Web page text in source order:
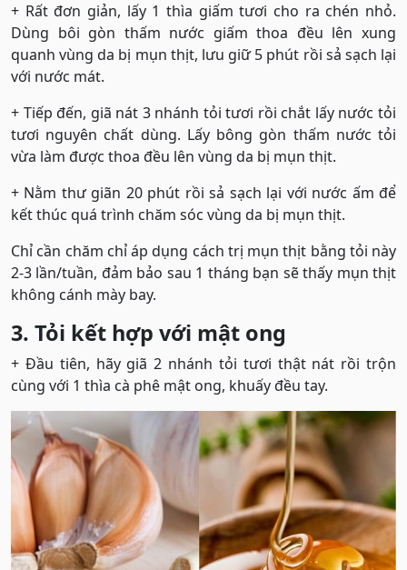
+ Rất đơn giản, lấy 1 thìa giấm tươi cho ra chén nhỏ.
Dùng bôi gòn thấm nước giấm thoa đều lên xung
quanh vùng da bị mụn thịt, lưu giữ 5 phút rồi sả sạch lại
với nước mát.
+ Tiếp đến, giã nát 3 nhánh tỏi tươi rồi chắt lấy nước tỏi
tươi nguyên chất dùng. Lấy bông gòn thấm nước tỏi
vừa làm được thoa đều lên vùng da bị mụn thịt.
+ Nằm thư giãn 20 phút rồi sả sạch lại với nước ấm để
kết thúc quá trình chăm sóc vùng da bị mụn thịt.
Chỉ cần chăm chỉ áp dụng cách trị mụn thịt bằng tỏi này
2-3 lần/tuần, đảm bảo sau 1 tháng bạn sẽ thấy mụn thịt
không cánh mày bay.
3. Tỏi kết hợp với mật ong
+ Đầu tiên, hãy giã 2 nhánh tỏi tươi thật nát rồi trộn
cùng với 1 thìa cà phê mật ong, khuấy đều tay.